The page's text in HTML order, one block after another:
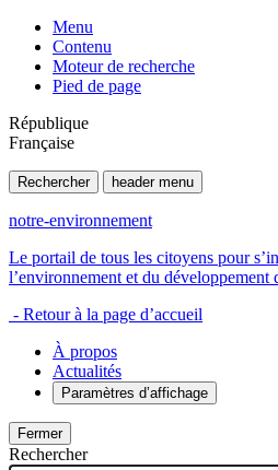
Menu
Contenu
Moteur de recherche
Pied de page
République
Française
Rechercher header menu
notre-environnement
Le portail de tous les citoyens pour
l’environnement et du développement
- Retour à la page d’accueil
À propos
Actualités
Paramètres d’affichage
Fermer
Rechercher